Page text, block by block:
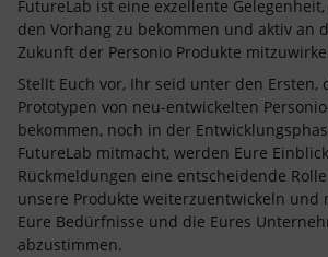
FutureLab ist eine exzellente
den Vorhang zu bekommen und aktiv an
Zukunft der Personio Produkte
Stellt Euch vor, Ihr seid unter den Ersten,
Prototypen von neu-entwickelten
bekommen, noch in der
FutureLab mitmacht, werden Eure
Rückmeldungen eine entscheidende
unsere Produkte weiterzuentwickeln und
Eure Bedürfnisse und die Eures
abzustimmen.